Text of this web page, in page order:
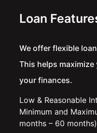
Loan
We offer flexible
This helps
your finances.
Low & Reasonable
Minimum and
months – 60 months)